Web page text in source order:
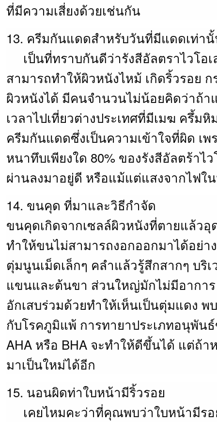
ที่มีความเสี่ยงด้วยเช่นกัน
13. ครีมกันแดดสำหรับวันที่มีแดดเท่า
เป็นที่ทราบกันดีว่ารังสีอัลตราไวโอ
สามารถทำให้ผิวหนังไหม้ เกิดริ้วรอย ก
ผิวหนังได้ มีคนจำนวนไม่น้อยคิดว่าถ้า
เวลาไปเที่ยวต่างประเทศที่มีเมฆ ครึ้ม
ครีมกันแดดซึ่งเป็นความเข้าใจที่ผิด เพ
หนาทึบเพียงใด 80% ของรังสีอัลตร้าไ
ผ่านลงมาอยู่ดี หรือแม้แต่แสงจากไฟใ
14. ขนคุด ที่มาและวิธีกำจัด
ขนคุดเกิดจากเซลล์ผิวหนังที่ตายแล้ว
ทำให้ขนไม่สามารถงอกออกมาได้อย่
ตุ่มนูนเม็ดเล็กๆ คลำแล้วรู้สึกสากๆ บ
แขนและต้นขา ส่วนใหญ่มักไม่มีอาการ
อักเสบร่วมด้วยทำให้เห็นเป็นตุ่มแดง
กับโรคภูมิแพ้ การทายาประเภทอนุพัน
AHA หรือ BHA จะทำให้ดีขึ้นได้ แต่ถ้
มาเป็นใหม่ได้อีก
15. นอนผิดท่าใบหน้ามีริ้วรอย
เคยไหมคะว่าที่คุณพบว่าใบหน้ามีร